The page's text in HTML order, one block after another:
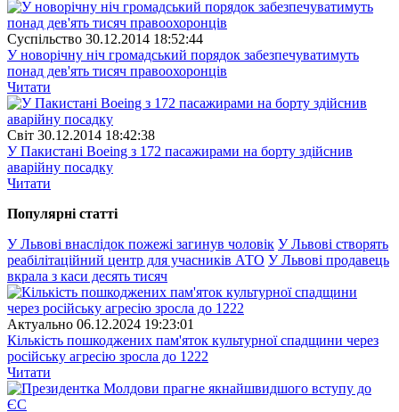
Суспiльство 30.12.2014 18:52:44
У новорічну ніч громадський порядок забезпечуватимуть
понад дев'ять тисяч правоохоронців
Читати
Свiт 30.12.2014 18:42:38
У Пакистані Boeing з 172 пасажирами на борту здійснив
аварійну посадку
Читати
Популярнi статтi
У Львові внаслідок пожежі загинув чоловік У Львові створять
реабілітаційний центр для учасників АТО У Львові продавець
вкрала з каси десять тисяч
Актуально 06.12.2024 19:23:01
Кількість пошкоджених пам'яток культурної спадщини через
російську агресію зросла до 1222
Читати